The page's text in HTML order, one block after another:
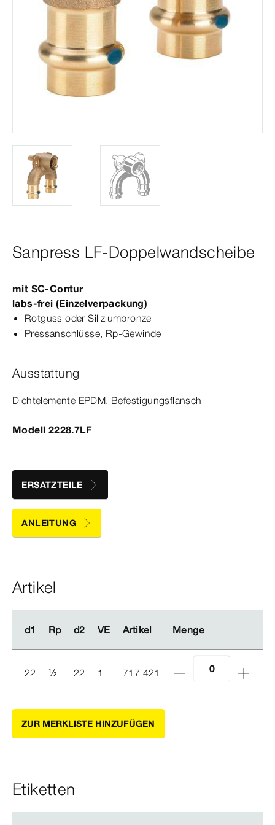
Sanpress LF-Doppelwandscheibe
mit SC‑Contur
labs-​frei (Einzelverpackung)
Rotguss oder Siliziumbronze
Pressanschlüsse, Rp‑Gewinde
Ausstattung
Dicht­elemente EPDM, Befestigungsflansch
Modell 2228.7LF
ERSATZTEILE
ANLEITUNG
Artikel
d1 Rp d2 VE Artikel Menge
d1 Rp d2 VE Artikel Menge
22 ½ 22 1 717 421
ZUR MERKLISTE HINZUFÜGEN
Etiketten